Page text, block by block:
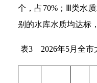
个，占70%；Ⅲ类水
别的水库水质均达标
表3 2026年5月全市